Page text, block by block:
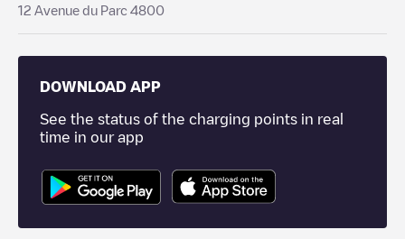
12 Avenue du Parc 4800
DOWNLOAD APP
See the status of the charging points in real
time in our app